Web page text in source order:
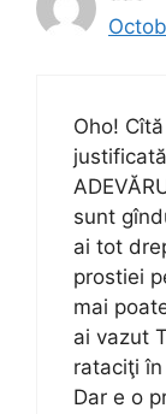
Oho!
sunt
ai tot
prostiei
mai
ai vazut
rataciţi
Dar e o